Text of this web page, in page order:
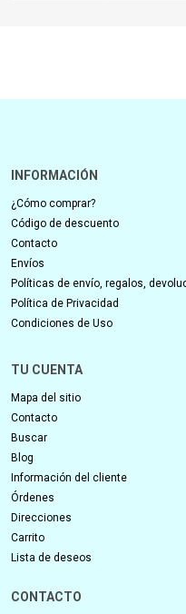
INFORMACIÓN
¿Cómo comprar?
Código de descuento
Contacto
Envíos
Políticas de envío, regalos,
Política de Privacidad
Condiciones de Uso
TU CUENTA
Mapa del sitio
Contacto
Buscar
Blog
Información del cliente
Órdenes
Direcciones
Carrito
Lista de deseos
CONTACTO